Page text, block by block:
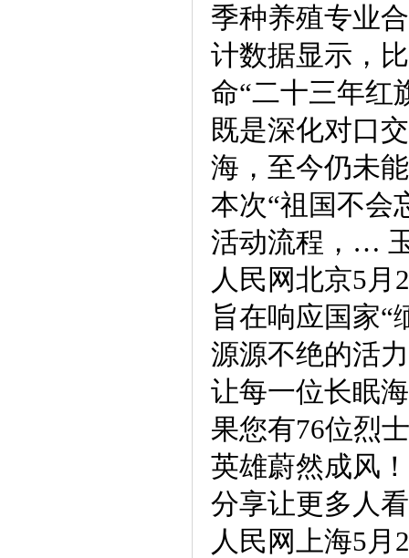
季种养殖专业
计数据显示，
命“二十三年红
既是深化对口
海，至今仍未
本次“祖国不会
活动流程，…
人民网北京5月
旨在响应国家“
源源不绝的活
让每一位长眠
果您有76位烈
英雄蔚然成风
分享让更多人
人民网上海5月